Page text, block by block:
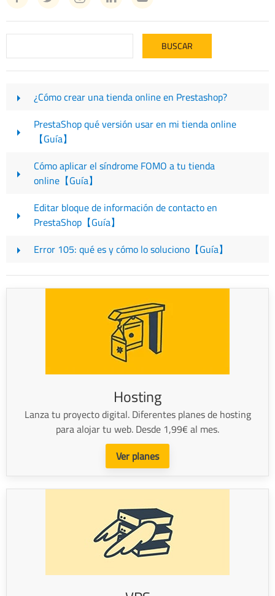
¿Cómo crear una tienda online en Prestashop?
PrestaShop qué versión usar en mi tienda online
【Guía】
Cómo aplicar el síndrome FOMO a tu tienda
online【Guía】
Editar bloque de información de contacto en
PrestaShop【Guía】
Error 105: qué es y cómo lo soluciono【Guía】
Hosting
Lanza tu proyecto digital. Diferentes planes de hosting
para alojar tu web. Desde 1,99€ al mes.
Ver planes